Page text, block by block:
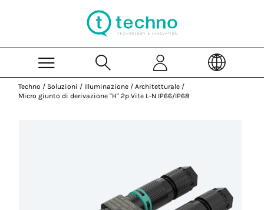
Techno / Soluzioni / Illuminazione / Architetturale /
Micro giunto di derivazione "H" 2p Vite L-N IP66/IP68